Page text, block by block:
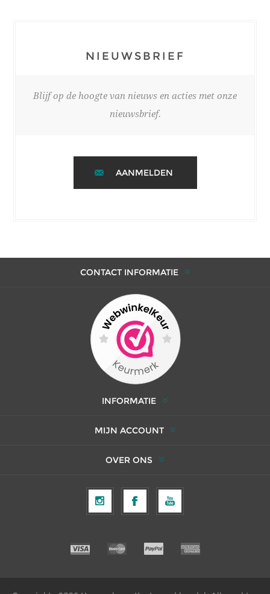
NIEUWSBRIEF
Blijf op de hoogte van nieuws en acties met onze
nieuwsbrief.
AANMELDEN
CONTACT INFORMATIE
INFORMATIE
MIJN ACCOUNT
OVER ONS